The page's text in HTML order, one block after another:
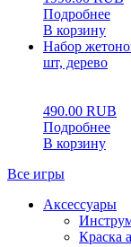
Подробнее
В корзину
Набор
шт, дерево
490.00 RUB
Подробнее
В корзину
Все игры
Аксессуары
Краска